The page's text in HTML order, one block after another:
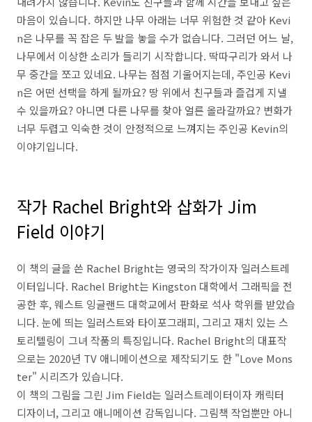
마음이 있습니다. 하지만 나무 아래는 너무 위험한 것 같아 Kevi
n은 나무를 꼭 잡은 두 발을 놓을 수가 없습니다. 그러던 어느 날,
나무에서 이상한 소리가 들리기 시작합니다. 딱따구리가 와서 나
무 중간을 쪼고 있네요. 나무는 점점 기울어지는데, 주인공 Kevi
n은 어떤 선택을 하게 될까요? 땅 위에서 친구들과 즐겁게 지낼
수 있을까요? 아니면 다른 나무를 찾아 얼른 올라갈까요? 변화가
너무 두렵고 익숙한 것이 안정적으로 느껴지는 주인공 Kevin의
이야기입니다.
작가 Rachel Bright와 삽화가 Jim
Field 이야기
이 책의 글을 쓴 Rachel Bright는 영국의 작가이자 일러스트레
이터입니다. Rachel Bright는 Kingston 대학에서 그래픽을 전
공한 후, 웨스트 잉글랜드 대학교에서 판화로 석사 학위를 받았습
니다. 눈에 띄는 일러스트와 타이포그래피, 그리고 재치 있는 스
토리텔링이 그녀 작품의 특징입니다. Rachel Bright의 대표작
으로는 2020년 TV 애니메이션으로 제작되기도 한 "Love Mons
ter" 시리즈가 있습니다.
이 책의 그림을 그린 Jim Field는 일러스트레이터이자 캐릭터
디자이너, 그리고 애니메이션 감독입니다. 그림책 작업뿐만 아니